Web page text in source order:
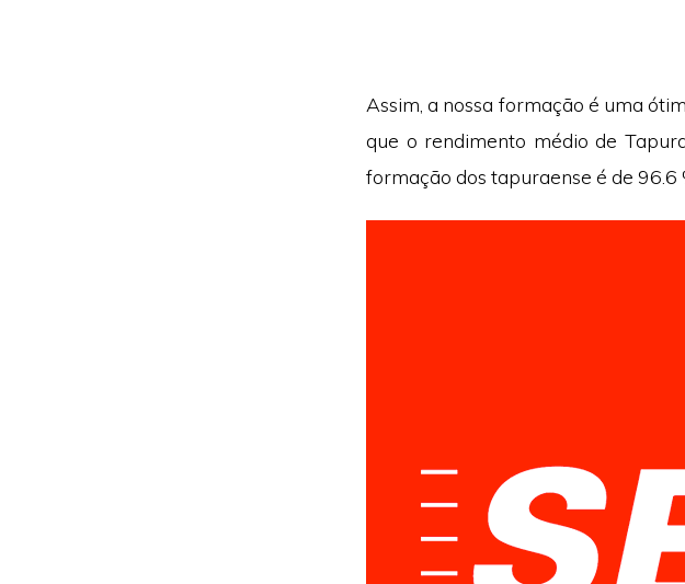
Assim, a nossa formação é uma
que o rendimento médio de
formação dos tapuraense é de 96.6